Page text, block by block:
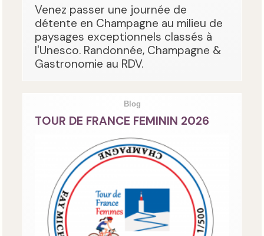
Venez passer une journée de
détente en Champagne au milieu de
paysages exceptionnels classés à
l'Unesco. Randonnée, Champagne &
Gastronomie au RDV.
Blog
TOUR DE FRANCE FEMININ 2026